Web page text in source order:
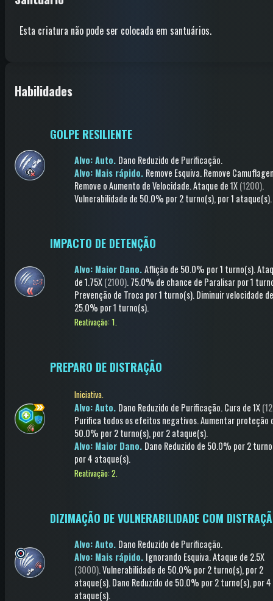
Esta criatura não pode ser colocada em santuários.
Habilidades
GOLPE RESILIENTE
Alvo: Auto. Dano Reduzido de Purificação.
Alvo: Mais rápido. Remove Esquiva.Remove
Remove o Aumento de Velocidade.Ataque de 1X(1200).
Vulnerabilidade de 50.0% por 2 turno(s), por 1 ataque(s).
IMPACTO DE DETENÇÃO
Alvo: Maior Dano.Aflição de 50.0% por 1 turno(s).
de 1.75X(2100).75.0% de chance de Paralisarpor 1
Prevenção de Troca por 1 turno(s).Diminuir velocidade de
25.0% por 1 turno(s).
Reativação: 1.
PREPARO DE DISTRAÇÃO
Iniciativa.
Alvo: Auto. Dano Reduzido de Purificação.Cura de 1X
Purifica todos os efeitos negativos.Aumentar proteção
50.0% por 2 turno(s), por 2 ataque(s).
Alvo: Maior Dano. Dano Reduzido de 50.0% por 2
por 4 ataque(s).
Reativação: 2.
DIZIMAÇÃO DE VULNERABILIDADE COM
Alvo: Auto. Dano Reduzido de Purificação.
Alvo: Mais rápido. Ignorando Esquiva.Ataque de 2.5X
(3000).Vulnerabilidade de 50.0% por 2 turno(s), por 2
ataque(s).Dano Reduzido de 50.0% por 2 turno(s), por 4
ataque(s).